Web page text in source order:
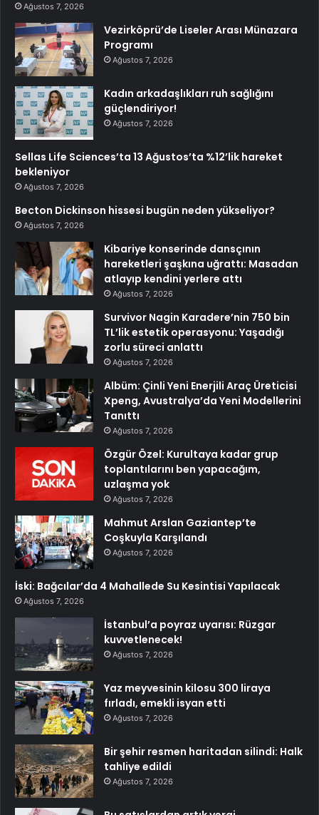
Ağustos 7, 2026
Vezirköprü’de Liseler Arası Münazara
Programı
Ağustos 7, 2026
Kadın arkadaşlıkları ruh sağlığını
güçlendiriyor!
Ağustos 7, 2026
Sellas Life Sciences’ta 13 Ağustos’ta %12’lik hareket
bekleniyor
Ağustos 7, 2026
Becton Dickinson hissesi bugün neden yükseliyor?
Ağustos 7, 2026
Kibariye konserinde dansçının
hareketleri şaşkına uğrattı: Masadan
atlayıp kendini yerlere attı
Ağustos 7, 2026
Survivor Nagin Karadere’nin 750 bin
TL’lik estetik operasyonu: Yaşadığı
zorlu süreci anlattı
Ağustos 7, 2026
Albüm: Çinli Yeni Enerjili Araç Üreticisi
Xpeng, Avustralya’da Yeni Modellerini
Tanıttı
Ağustos 7, 2026
Özgür Özel: Kurultaya kadar grup
toplantılarını ben yapacağım,
uzlaşma yok
Ağustos 7, 2026
Mahmut Arslan Gaziantep’te
Coşkuyla Karşılandı
Ağustos 7, 2026
İski: Bağcılar’da 4 Mahallede Su Kesintisi Yapılacak
Ağustos 7, 2026
İstanbul’a poyraz uyarısı: Rüzgar
kuvvetlenecek!
Ağustos 7, 2026
Yaz meyvesinin kilosu 300 liraya
fırladı, emekli isyan etti
Ağustos 7, 2026
Bir şehir resmen haritadan silindi: Halk
tahliye edildi
Ağustos 7, 2026